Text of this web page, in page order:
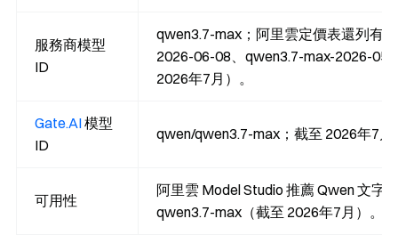
服務商模型
ID
qwen3.7-max；阿里雲定價表還列有
2026-06-08、qwen3.7-max-2026-05-
2026年7月）。
Gate.AI模型
ID
qwen/qwen3.7-max；截至 2026年7月
可用性
阿里雲 Model Studio 推薦 Qwen 文字
qwen3.7-max（截至 2026年7月）。